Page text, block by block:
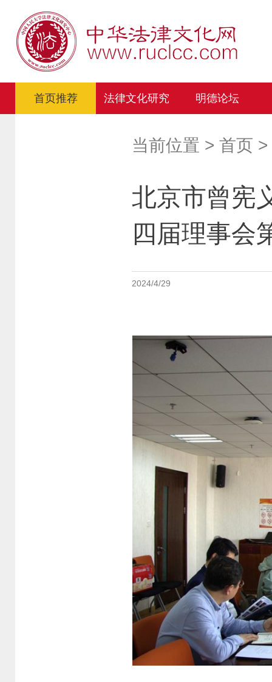
首页推荐 法律文化研究 明德论坛
当前位置 > 首页 >
北京市曾宪
四届理事会
2024/4/29